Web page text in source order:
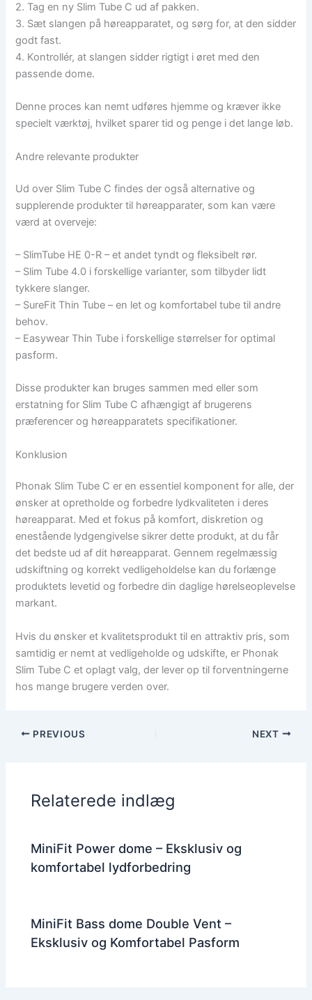
2. Tag en ny Slim Tube C ud af pakken.
3. Sæt slangen på høreapparatet, og sørg for, at den sidder
godt fast.
4. Kontrollér, at slangen sidder rigtigt i øret med den
passende dome.
Denne proces kan nemt udføres hjemme og kræver ikke
specielt værktøj, hvilket sparer tid og penge i det lange løb.
Andre relevante produkter
Ud over Slim Tube C findes der også alternative og
supplerende produkter til høreapparater, som kan være
værd at overveje:
– SlimTube HE 0-R – et andet tyndt og fleksibelt rør.
– Slim Tube 4.0 i forskellige varianter, som tilbyder lidt
tykkere slanger.
– SureFit Thin Tube – en let og komfortabel tube til andre
behov.
– Easywear Thin Tube i forskellige størrelser for optimal
pasform.
Disse produkter kan bruges sammen med eller som
erstatning for Slim Tube C afhængigt af brugerens
præferencer og høreapparatets specifikationer.
Konklusion
Phonak Slim Tube C er en essentiel komponent for alle, der
ønsker at opretholde og forbedre lydkvaliteten i deres
høreapparat. Med et fokus på komfort, diskretion og
enestående lydgengivelse sikrer dette produkt, at du får
det bedste ud af dit høreapparat. Gennem regelmæssig
udskiftning og korrekt vedligeholdelse kan du forlænge
produktets levetid og forbedre din daglige hørelseoplevelse
markant.
Hvis du ønsker et kvalitetsprodukt til en attraktiv pris, som
samtidig er nemt at vedligeholde og udskifte, er Phonak
Slim Tube C et oplagt valg, der lever op til forventningerne
hos mange brugere verden over.
PREVIOUS NEXT
Relaterede indlæg
MiniFit Power dome – Eksklusiv og
komfortabel lydforbedring
MiniFit Bass dome Double Vent –
Eksklusiv og Komfortabel Pasform